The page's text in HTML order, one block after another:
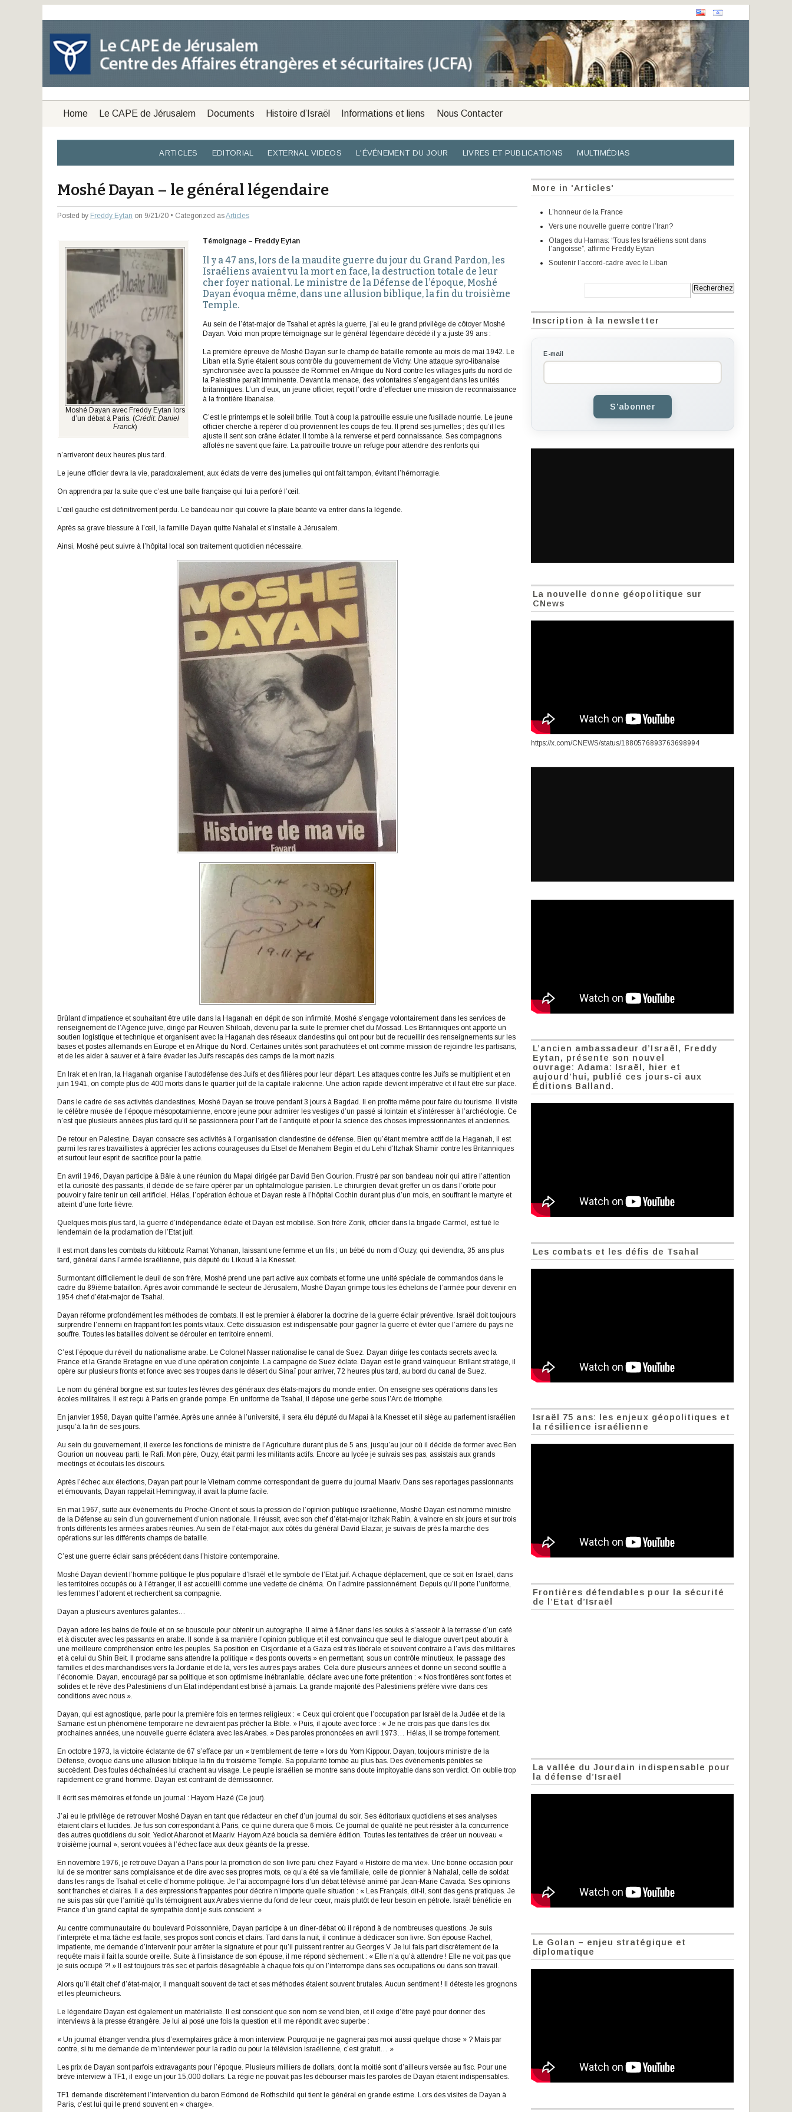
Home Le CAPE de Jérusalem Documents Histoire d’Israël Informations et liens Nous Contacter
ARTICLES EDITORIAL EXTERNAL VIDEOS L'ÉVÉNEMENT DU JOUR LIVRES ET PUBLICATIONS MULTIMÉDIAS
Moshé Dayan – le général légendaire
Posted by Freddy Eytan on 9/21/20 • Categorized asArticles
Moshé Dayan avec Freddy Eytan lors
d’un débat à Paris. (Crédit: Daniel
Franck)
Témoignage – Freddy Eytan
Il y a 47 ans, lors de la maudite guerre du jour du Grand Pardon, les
Israéliens avaient vu la mort en face, la destruction totale de leur
cher foyer national. Le ministre de la Défense de l’époque, Moshé
Dayan évoqua même, dans une allusion biblique, la fin du troisième
Temple.
Au sein de l’état-major de Tsahal et après la guerre, j’ai eu le grand privilège de côtoyer Moshé
Dayan. Voici mon propre témoignage sur le général légendaire décédé il y a juste 39 ans :
La première épreuve de Moshé Dayan sur le champ de bataille remonte au mois de mai 1942. Le
Liban et la Syrie étaient sous contrôle du gouvernement de Vichy. Une attaque syro-libanaise
synchronisée avec la poussée de Rommel en Afrique du Nord contre les villages juifs du nord de
la Palestine paraît imminente. Devant la menace, des volontaires s’engagent dans les unités
britanniques. L’un d’eux, un jeune officier, reçoit l’ordre d’effectuer une mission de reconnaissance
à la frontière libanaise.
C’est le printemps et le soleil brille. Tout à coup la patrouille essuie une fusillade nourrie. Le jeune
officier cherche à repérer d’où proviennent les coups de feu. Il prend ses jumelles ; dès qu’il les
ajuste il sent son crâne éclater. Il tombe à la renverse et perd connaissance. Ses compagnons
affolés ne savent que faire. La patrouille trouve un refuge pour attendre des renforts qui
n’arriveront deux heures plus tard.
Le jeune officier devra la vie, paradoxalement, aux éclats de verre des jumelles qui ont fait tampon, évitant l’hémorragie.
On apprendra par la suite que c’est une balle française qui lui a perforé l’œil.
L’œil gauche est définitivement perdu. Le bandeau noir qui couvre la plaie béante va entrer dans la légende.
Après sa grave blessure à l’œil, la famille Dayan quitte Nahalal et s’installe à Jérusalem.
Ainsi, Moshé peut suivre à l’hôpital local son traitement quotidien nécessaire.
Brûlant d’impatience et souhaitant être utile dans la Haganah en dépit de son infirmité, Moshé s’engage volontairement dans les services de
renseignement de l’Agence juive, dirigé par Reuven Shiloah, devenu par la suite le premier chef du Mossad. Les Britanniques ont apporté un
soutien logistique et technique et organisent avec la Haganah des réseaux clandestins qui ont pour but de recueillir des renseignements sur les
bases et postes allemands en Europe et en Afrique du Nord. Certaines unités sont parachutées et ont comme mission de rejoindre les partisans,
et de les aider à sauver et à faire évader les Juifs rescapés des camps de la mort nazis.
En Irak et en Iran, la Haganah organise l’autodéfense des Juifs et des filières pour leur départ. Les attaques contre les Juifs se multiplient et en
juin 1941, on compte plus de 400 morts dans le quartier juif de la capitale irakienne. Une action rapide devient impérative et il faut être sur place.
Dans le cadre de ses activités clandestines, Moshé Dayan se trouve pendant 3 jours à Bagdad. Il en profite même pour faire du tourisme. Il visite
le célèbre musée de l’époque mésopotamienne, encore jeune pour admirer les vestiges d’un passé si lointain et s’intéresser à l’archéologie. Ce
n’est que plusieurs années plus tard qu’il se passionnera pour l’art de l’antiquité et pour la science des choses impressionnantes et anciennes.
De retour en Palestine, Dayan consacre ses activités à l’organisation clandestine de défense. Bien qu’étant membre actif de la Haganah, il est
parmi les rares travaillistes à apprécier les actions courageuses du Etsel de Menahem Begin et du Lehi d’Itzhak Shamir contre les Britanniques
et surtout leur esprit de sacrifice pour la patrie.
En avril 1946, Dayan participe à Bâle à une réunion du Mapai dirigée par David Ben Gourion. Frustré par son bandeau noir qui attire l’attention
et la curiosité des passants, il décide de se faire opérer par un ophtalmologue parisien. Le chirurgien devait greffer un os dans l’orbite pour
pouvoir y faire tenir un œil artificiel. Hélas, l’opération échoue et Dayan reste à l’hôpital Cochin durant plus d’un mois, en souffrant le martyre et
atteint d’une forte fièvre.
Quelques mois plus tard, la guerre d’indépendance éclate et Dayan est mobilisé. Son frère Zorik, officier dans la brigade Carmel, est tué le
lendemain de la proclamation de l’Etat juif.
Il est mort dans les combats du kibboutz Ramat Yohanan, laissant une femme et un fils ; un bébé du nom d’Ouzy, qui deviendra, 35 ans plus
tard, général dans l’armée israélienne, puis député du Likoud à la Knesset.
Surmontant difficilement le deuil de son frère, Moshé prend une part active aux combats et forme une unité spéciale de commandos dans le
cadre du 89ième bataillon. Après avoir commandé le secteur de Jérusalem, Moshé Dayan grimpe tous les échelons de l’armée pour devenir en
1954 chef d’état-major de Tsahal.
Dayan réforme profondément les méthodes de combats. Il est le premier à élaborer la doctrine de la guerre éclair préventive. Israël doit toujours
surprendre l’ennemi en frappant fort les points vitaux. Cette dissuasion est indispensable pour gagner la guerre et éviter que l’arrière du pays ne
souffre. Toutes les batailles doivent se dérouler en territoire ennemi.
C’est l’époque du réveil du nationalisme arabe. Le Colonel Nasser nationalise le canal de Suez. Dayan dirige les contacts secrets avec la
France et la Grande Bretagne en vue d’une opération conjointe. La campagne de Suez éclate. Dayan est le grand vainqueur. Brillant stratège, il
opère sur plusieurs fronts et fonce avec ses troupes dans le désert du Sinaï pour arriver, 72 heures plus tard, au bord du canal de Suez.
Le nom du général borgne est sur toutes les lèvres des généraux des états-majors du monde entier. On enseigne ses opérations dans les
écoles militaires. Il est reçu à Paris en grande pompe. En uniforme de Tsahal, il dépose une gerbe sous l’Arc de triomphe.
En janvier 1958, Dayan quitte l’armée. Après une année à l’université, il sera élu député du Mapai à la Knesset et il siège au parlement israélien
jusqu’à la fin de ses jours.
Au sein du gouvernement, il exerce les fonctions de ministre de l’Agriculture durant plus de 5 ans, jusqu’au jour où il décide de former avec Ben
Gourion un nouveau parti, le Rafi. Mon père, Ouzy, était parmi les militants actifs. Encore au lycée je suivais ses pas, assistais aux grands
meetings et écoutais les discours.
Après l’échec aux élections, Dayan part pour le Vietnam comme correspondant de guerre du journal Maariv. Dans ses reportages passionnants
et émouvants, Dayan rappelait Hemingway, il avait la plume facile.
En mai 1967, suite aux événements du Proche-Orient et sous la pression de l’opinion publique israélienne, Moshé Dayan est nommé ministre
de la Défense au sein d’un gouvernement d’union nationale. Il réussit, avec son chef d’état-major Itzhak Rabin, à vaincre en six jours et sur trois
fronts différents les armées arabes réunies. Au sein de l’état-major, aux côtés du général David Elazar, je suivais de près la marche des
opérations sur les différents champs de bataille.
C’est une guerre éclair sans précédent dans l’histoire contemporaine.
Moshé Dayan devient l’homme politique le plus populaire d’Israël et le symbole de l’Etat juif. A chaque déplacement, que ce soit en Israël, dans
les territoires occupés ou à l’étranger, il est accueilli comme une vedette de cinéma. On l’admire passionnément. Depuis qu’il porte l’uniforme,
les femmes l’adorent et recherchent sa compagnie.
Dayan a plusieurs aventures galantes…
Dayan adore les bains de foule et on se bouscule pour obtenir un autographe. Il aime à flâner dans les souks à s’asseoir à la terrasse d’un café
et à discuter avec les passants en arabe. Il sonde à sa manière l’opinion publique et il est convaincu que seul le dialogue ouvert peut aboutir à
une meilleure compréhension entre les peuples. Sa position en Cisjordanie et à Gaza est très libérale et souvent contraire à l’avis des militaires
et à celui du Shin Beit. Il proclame sans attendre la politique « des ponts ouverts » en permettant, sous un contrôle minutieux, le passage des
familles et des marchandises vers la Jordanie et de là, vers les autres pays arabes. Cela dure plusieurs années et donne un second souffle à
l’économie. Dayan, encouragé par sa politique et son optimisme inébranlable, déclare avec une forte prétention : « Nos frontières sont fortes et
solides et le rêve des Palestiniens d’un Etat indépendant est brisé à jamais. La grande majorité des Palestiniens préfère vivre dans ces
conditions avec nous ».
Dayan, qui est agnostique, parle pour la première fois en termes religieux : « Ceux qui croient que l’occupation par Israël de la Judée et de la
Samarie est un phénomène temporaire ne devraient pas prêcher la Bible. » Puis, il ajoute avec force : « Je ne crois pas que dans les dix
prochaines années, une nouvelle guerre éclatera avec les Arabes. » Des paroles prononcées en avril 1973… Hélas, il se trompe fortement.
En octobre 1973, la victoire éclatante de 67 s’efface par un « tremblement de terre » lors du Yom Kippour. Dayan, toujours ministre de la
Défense, évoque dans une allusion biblique la fin du troisième Temple. Sa popularité tombe au plus bas. Des événements pénibles se
succèdent. Des foules déchaînées lui crachent au visage. Le peuple israélien se montre sans doute impitoyable dans son verdict. On oublie trop
rapidement ce grand homme. Dayan est contraint de démissionner.
Il écrit ses mémoires et fonde un journal : Hayom Hazé (Ce jour).
J’ai eu le privilège de retrouver Moshé Dayan en tant que rédacteur en chef d’un journal du soir. Ses éditoriaux quotidiens et ses analyses
étaient clairs et lucides. Je fus son correspondant à Paris, ce qui ne durera que 6 mois. Ce journal de qualité ne peut résister à la concurrence
des autres quotidiens du soir, Yediot Aharonot et Maariv. Hayom Azé boucla sa dernière édition. Toutes les tentatives de créer un nouveau «
troisième journal », seront vouées à l’échec face aux deux géants de la presse.
En novembre 1976, je retrouve Dayan à Paris pour la promotion de son livre paru chez Fayard « Histoire de ma vie». Une bonne occasion pour
lui de se montrer sans complaisance et de dire avec ses propres mots, ce qu’a été sa vie familiale, celle de pionnier à Nahalal, celle de soldat
dans les rangs de Tsahal et celle d’homme politique. Je l’ai accompagné lors d’un débat télévisé animé par Jean-Marie Cavada. Ses opinions
sont franches et claires. Il a des expressions frappantes pour décrire n’importe quelle situation : « Les Français, dit-il, sont des gens pratiques. Je
ne suis pas sûr que l’amitié qu’ils témoignent aux Arabes vienne du fond de leur cœur, mais plutôt de leur besoin en pétrole. Israël bénéficie en
France d’un grand capital de sympathie dont je suis conscient. »
Au centre communautaire du boulevard Poissonnière, Dayan participe à un dîner-débat où il répond à de nombreuses questions. Je suis
l’interprète et ma tâche est facile, ses propos sont concis et clairs. Tard dans la nuit, il continue à dédicacer son livre. Son épouse Rachel,
impatiente, me demande d’intervenir pour arrêter la signature et pour qu’il puissent rentrer au Georges V. Je lui fais part discrètement de la
requête mais il fait la sourde oreille. Suite à l’insistance de son épouse, il me répond sèchement : « Elle n’a qu’à attendre ! Elle ne voit pas que
je suis occupé ?! » Il est toujours très sec et parfois désagréable à chaque fois qu’on l’interrompe dans ses occupations ou dans son travail.
Alors qu’il était chef d’état-major, il manquait souvent de tact et ses méthodes étaient souvent brutales. Aucun sentiment ! Il déteste les grognons
et les pleurnicheurs.
Le légendaire Dayan est également un matérialiste. Il est conscient que son nom se vend bien, et il exige d’être payé pour donner des
interviews à la presse étrangère. Je lui ai posé une fois la question et il me répondit avec superbe :
« Un journal étranger vendra plus d’exemplaires grâce à mon interview. Pourquoi je ne gagnerai pas moi aussi quelque chose » ? Mais par
contre, si tu me demande de m’interviewer pour la radio ou pour la télévision israélienne, c’est gratuit… »
Les prix de Dayan sont parfois extravagants pour l’époque. Plusieurs milliers de dollars, dont la moitié sont d’ailleurs versée au fisc. Pour une
brève interview à TF1, il exige un jour 15,000 dollars. La régie ne pouvait pas les débourser mais les paroles de Dayan étaient indispensables.
TF1 demande discrètement l’intervention du baron Edmond de Rothschild qui tient le général en grande estime. Lors des visites de Dayan à
Paris, c’est lui qui le prend souvent en « charge».
More in 'Articles'
L’honneur de la France
Vers une nouvelle guerre contre l’Iran?
Otages du Hamas: “Tous les Israéliens sont dans
l’angoisse”, affirme Freddy Eytan
Soutenir l’accord-cadre avec le Liban
Inscription à la newsletter
E-mail
S'abonner
La nouvelle donne géopolitique sur
CNews
https://x.com/CNEWS/status/1880576893763698994
L’ancien ambassadeur d’Israël, Freddy
Eytan, présente son nouvel
ouvrage: Adama: Israël, hier et
aujourd’hui, publié ces jours-ci aux
Éditions Balland.
Les combats et les défis de Tsahal
Israël 75 ans: les enjeux géopolitiques et
la résilience israélienne
Frontières défendables pour la sécurité
de l’Etat d’Israël
La vallée du Jourdain indispensable pour
la défense d’Israël
Le Golan – enjeu stratégique et
diplomatique